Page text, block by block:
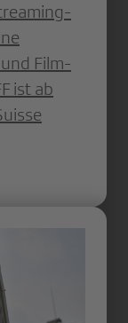
Film-
ist ab